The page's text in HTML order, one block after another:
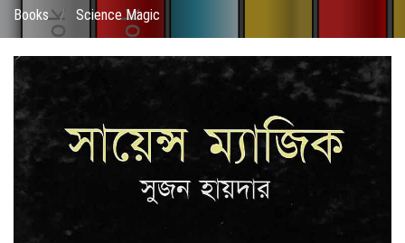
Books / Science Magic